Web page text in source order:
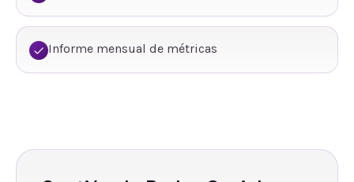
Informe mensual de métricas